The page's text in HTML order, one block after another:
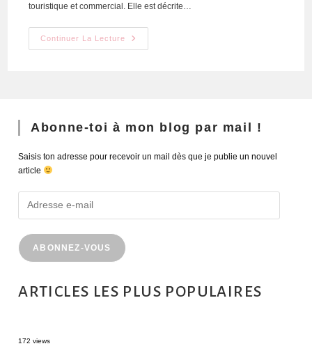
touristique et commercial. Elle est décrite…
Continuer La Lecture
Abonne-toi à mon blog par mail !
Saisis ton adresse pour recevoir un mail dès que je publie un nouvel
article
ABONNEZ-VOUS
ARTICLES LES PLUS POPULAIRES
172 views